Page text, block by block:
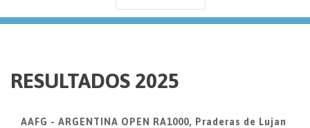
RESULTADOS 2025
AAFG - ARGENTINA OPEN RA1000, Praderas de Lujan